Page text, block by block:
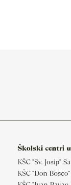
Školski centri
KŠC "Sv. Josip"
KŠC "Don